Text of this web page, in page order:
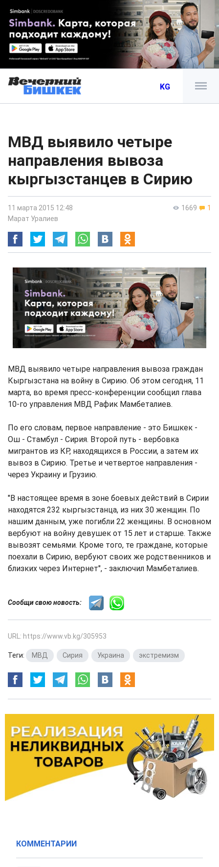
KG
МВД выявило четыре
направления вывоза
кыргызстанцев в Сирию
1669 1
11 марта 2015 12:48
Марат Уралиев
МВД выявило четыре направления вывоза граждан
Кыргызстана на войну в Сирию. Об этом сегодня, 11
марта, во время пресс-конференции сообщил глава
10-го управления МВД Рафик Мамбеталиев.
По его словам, первое направление - это Бишкек -
Ош - Стамбул - Сирия. Второй путь - вербовка
мигрантов из КР, находящихся в России, а затем их
вывоз в Сирию. Третье и четвертое направления -
через Украину и Грузию.
"В настоящее время в зоне боевых действий в Сирии
находятся 232 кыргызстанца, из них 30 женщин. По
нашим данным, уже погибли 22 женщины. В основном
вербуют на войну девушек от 15 лет и старше. Также
вывозят семьями. Кроме того, те граждане, которые
поехали в Сирию, вербуют своих же родственников и
близких через Интернет", - заключил Мамбеталиев.
Сообщи свою новость:
URL: https://www.vb.kg/305953
Теги: МВД Сирия Украина экстремизм
КОММЕНТАРИИ